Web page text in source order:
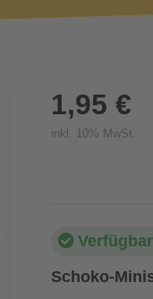
1,95 €
inkl. 10% MwSt.
Schoko-